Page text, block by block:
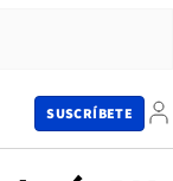
SUSCRÍBETE